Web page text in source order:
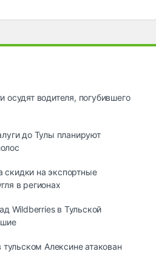
осудят водителя, погубившего
до Тулы планируют
на экспортные
в регионах
Wildberries в Тульской
Алексине атакован